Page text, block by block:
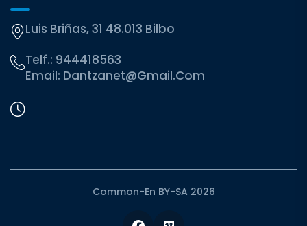
Luis Briñas, 31 48.013 Bilbo
Telf.: 944418563
Email: Dantzanet@gmail.com
Common-En BY-SA 2026